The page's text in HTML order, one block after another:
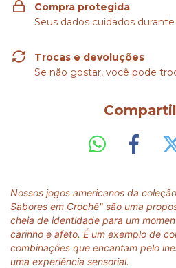
Compra protegida
Seus dados cuidados
Trocas e devoluções
Se não gostar, você pode
Nossos jogos americanos da
Sabores em Crochê" são uma
cheia de identidade para um
carinho e afeto. É um exemplo de
combinações que encantam pelo
uma experiência sensorial.